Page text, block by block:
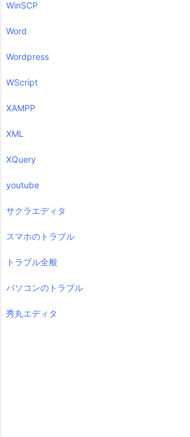
WinSCP
Word
Wordpress
WScript
XAMPP
XML
XQuery
youtube
サクラエディタ
スマホのトラブル
トラブル全般
パソコンのトラブル
秀丸エディタ